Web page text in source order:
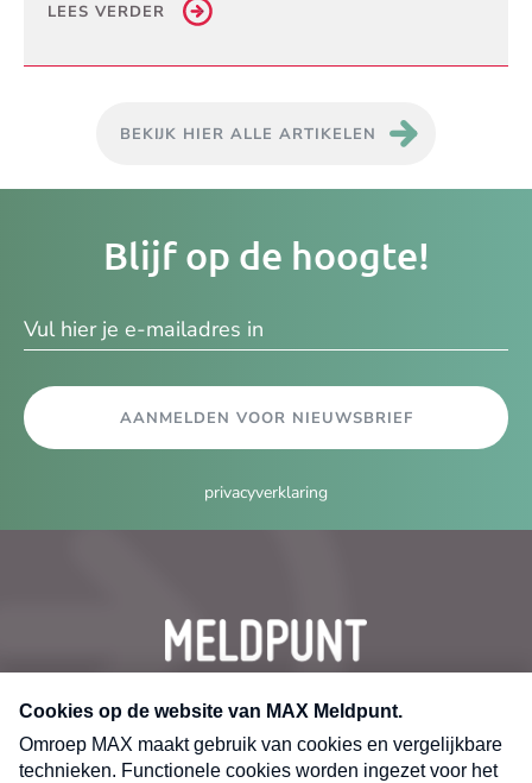
LEES VERDER
BEKIJK HIER ALLE ARTIKELEN
Blijf op de hoogte!
AANMELDEN VOOR NIEUWSBRIEF
privacyverklaring
CONTACT